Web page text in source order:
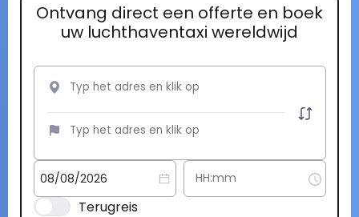
Ontvang direct een offerte en boek
uw luchthaventaxi wereldwijd
Terugreis